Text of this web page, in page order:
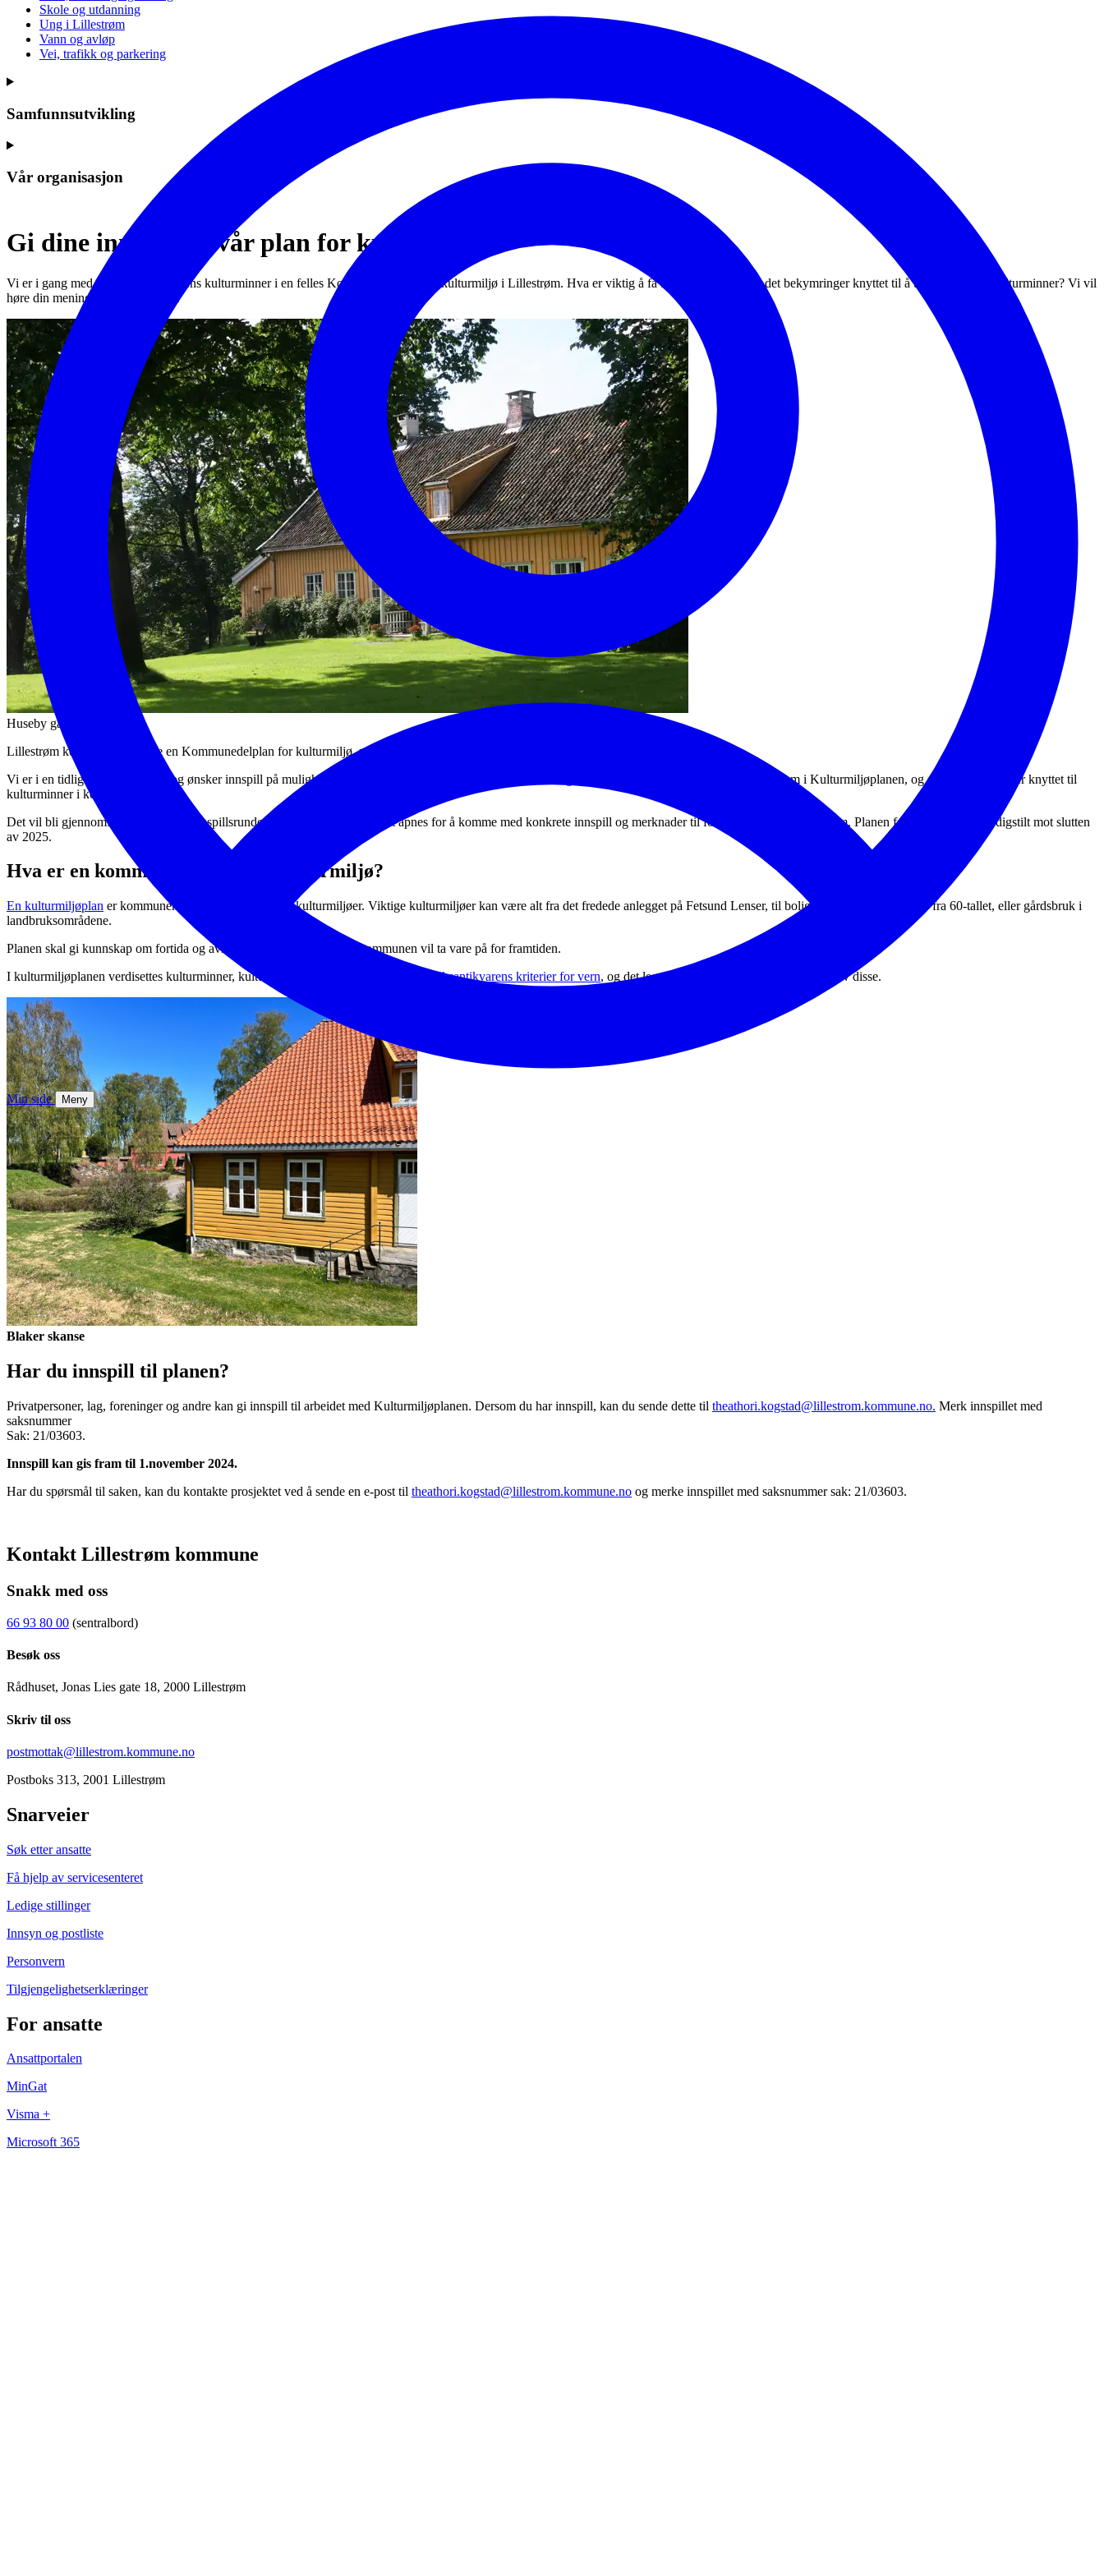
Min side Meny
Skole og utdanning
Ung i Lillestrøm
Vann og avløp
Vei, trafikk og parkering
Samfunnsutvikling
Vår organisasjon
Gi dine innspill til vår plan for kulturminner
Vi er i gang med å samle kommunens kulturminner i en felles Kommunedelplan for kulturmiljø i Lillestrøm. Hva er viktig å få frem i planen, og er det bekymringer knyttet til å ta vare på våre kulturminner? Vi vil
høre din mening! Frist 1.11.2024.
Huseby gård
Lillestrøm kommune skal lage en Kommunedelplan for kulturmiljø, på bakgrunn av
Vi er i en tidlig fase av arbeidet og ønsker innspill på muligheter og utfordringer knyttet til vern og forvaltning av kulturminner. Hva er det viktig å få frem i Kulturmiljøplanen, og er det bekymringer knyttet til
kulturminner i kommunen?
Det vil bli gjennomført en offentlig innspillsrunde i midten av 2025, der det åpnes for å komme med konkrete innspill og merknader til forslaget som vi legger frem. Planen forventes å være ferdigstilt mot slutten
av 2025.
Hva er en kommunedelplan for kulturmiljø?
En kulturmiljøplan er kommunens oversikt over viktige kulturmiljøer. Viktige kulturmiljøer kan være alt fra det fredede anlegget på Fetsund Lenser, til boligblokker i Lillestrøm by fra 60-tallet, eller gårdsbruk i
landbruksområdene.
Planen skal gi kunnskap om fortida og avklarer hvilke kulturmiljøer kommunen vil ta vare på for framtiden.
I kulturmiljøplanen verdisettes kulturminner, kulturmiljøer og kulturlandskap etter
Riksantikvarens kriterier for vern, og det legges fram en plan for forvaltningen av disse.
Blaker skanse
Har du innspill til planen?
Privatpersoner, lag, foreninger og andre kan gi innspill til arbeidet med Kulturmiljøplanen. Dersom du har innspill, kan du sende dette til theathori.kogstad@lillestrom.kommune.no. Merk innspillet med
saksnummer
Sak: 21/03603.
Innspill kan gis fram til 1.november 2024.
Har du spørsmål til saken, kan du kontakte prosjektet ved å sende en e-post til theathori.kogstad@lillestrom.kommune.no og merke innspillet med saksnummer sak: 21/03603.
Kontakt Lillestrøm kommune
Snakk med oss
66 93 80 00 (sentralbord)
Besøk oss
Rådhuset, Jonas Lies gate 18, 2000 Lillestrøm
Skriv til oss
postmottak@lillestrom.kommune.no
Postboks 313, 2001 Lillestrøm
Snarveier
Søk etter ansatte
Få hjelp av servicesenteret
Ledige stillinger
Innsyn og postliste
Personvern
Tilgjengelighetserklæringer
For ansatte
Ansattportalen
MinGat
Visma +
Microsoft 365